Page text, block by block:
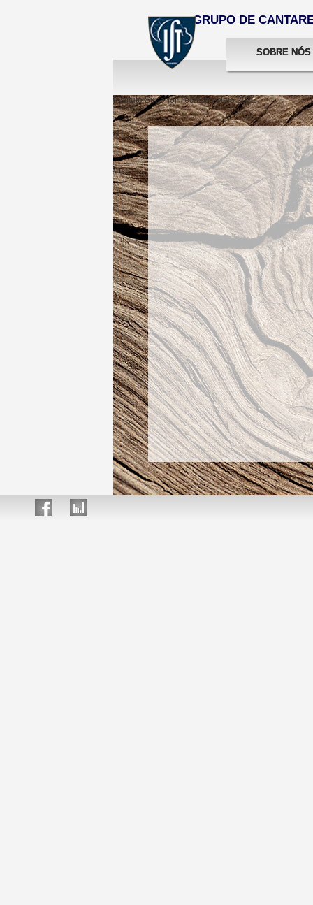
GRUPO DE
SOBRE NÓS
Instituto Superior Técnico | Maio 2021